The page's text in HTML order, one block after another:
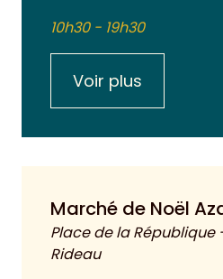
10h30 - 19h30
Voir plus
Marché de Noël
Place de la République
Rideau